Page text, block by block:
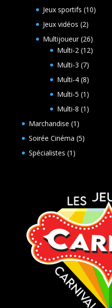
Jeux sportifs 1010
Jeux vidéos 22
produits
Multijoueur 2626
produits
Multi-2 1212
Multi-3 77
produits
Multi-4 88
produits
Multi-5 1 1
produit
Multi-8 1 1
Marchandise 1 1
produit
Soirée Cinéma 55
Spécialistes 1 1